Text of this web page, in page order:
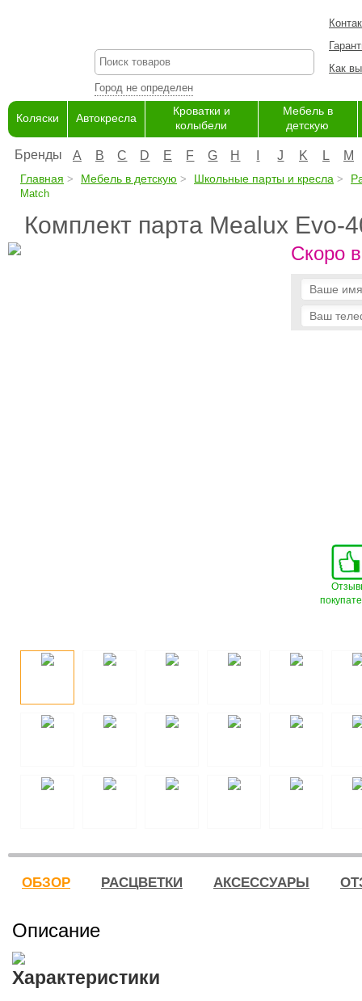
Город не определен
Как
Коляски Автокресла
Кроватки и
колыбели
Мебель в
детскую
Бренды A B C D E F G H J K L M
Главная Мебель в детскую Школьные парты и кресла
Match
Комплект парта Mealux Evo-
Скоро
ОБЗОР РАСЦВЕТКИ АКСЕССУАРЫ
Описание
Характеристики